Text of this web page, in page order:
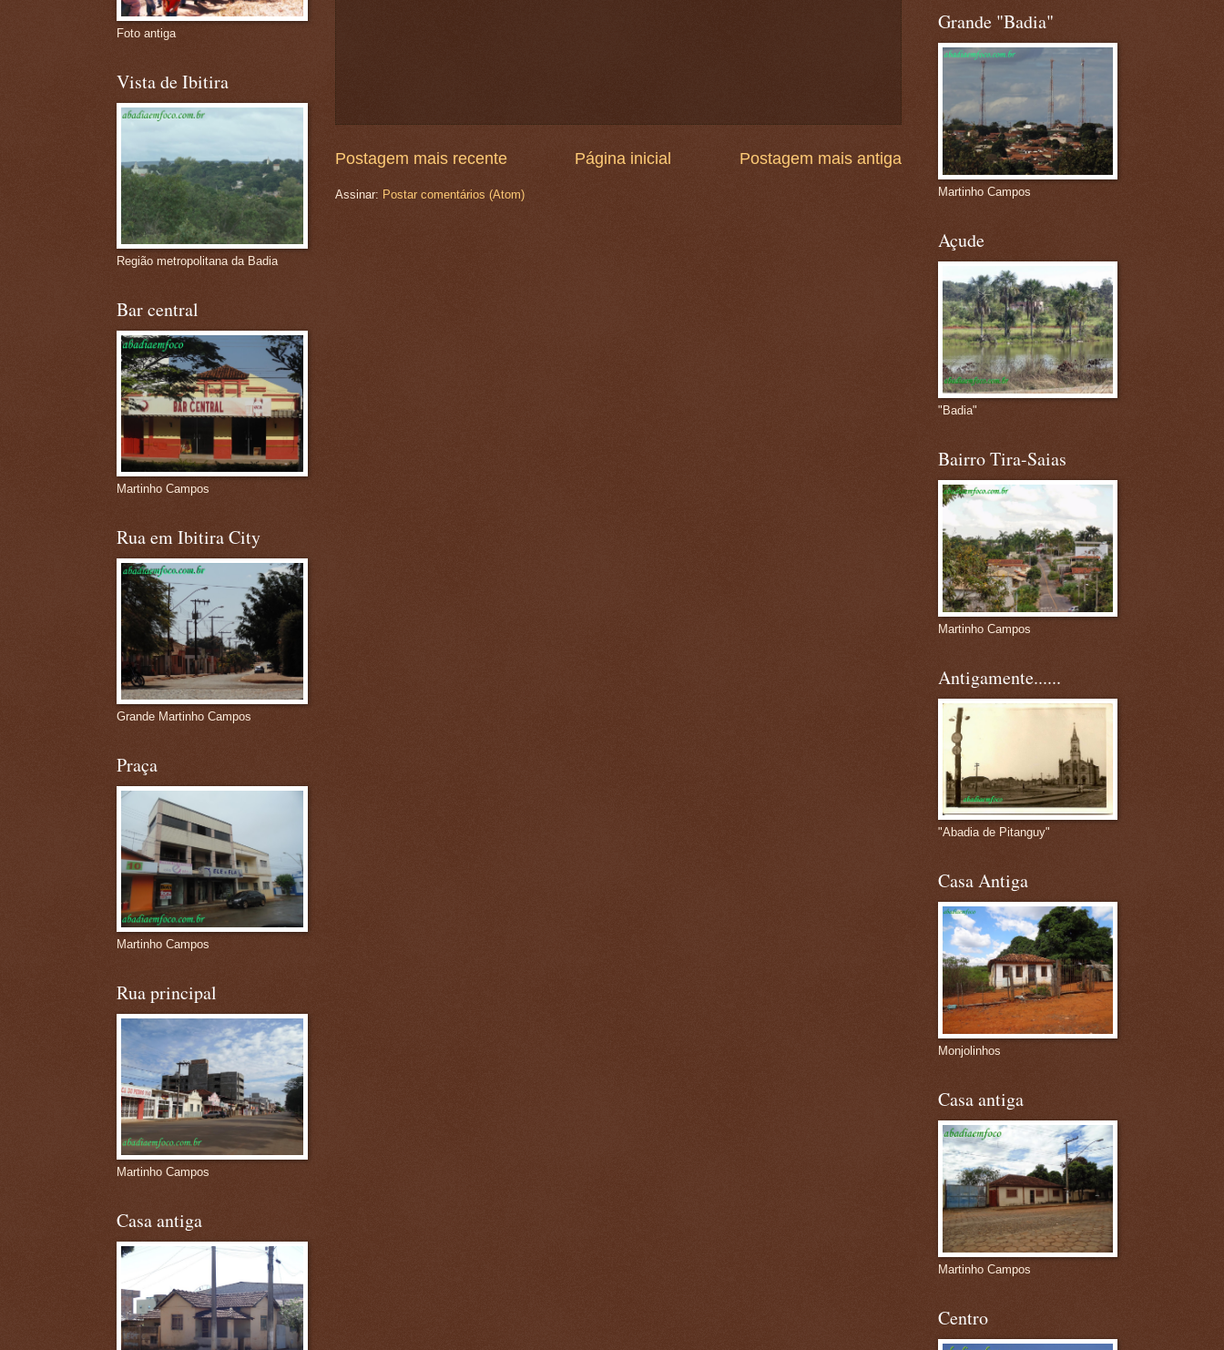
Postagem mais recente Postagem mais antiga
Página inicial
Assinar: Postar comentários (Atom)
Foto antiga
Vista de Ibitira
Região metropolitana da Badia
Bar central
Martinho Campos
Rua em Ibitira City
Grande Martinho Campos
Praça
Martinho Campos
Rua principal
Martinho Campos
Casa antiga
Grande "Badia"
Martinho Campos
Açude
"Badia"
Bairro Tira-Saias
Martinho Campos
Antigamente......
"Abadia de Pitanguy"
Casa Antiga
Monjolinhos
Casa antiga
Martinho Campos
Centro